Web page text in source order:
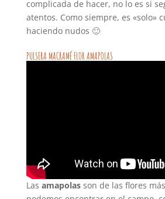
complicada de hacer, no lo es si
atentos. Como siempre, es «solo»
haciendo nudos 🙂
PULSERA MACRAMÉ FLOR AMAPOLAS
Las amapolas son de las flores